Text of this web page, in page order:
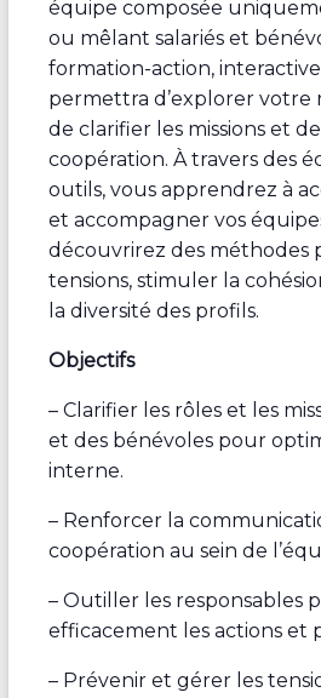
équipe composée
ou mêlant salariés et
formation-action,
permettra d’explorer votre
de clarifier les missions et
coopération. À travers des
outils, vous apprendrez à
et accompagner vos
découvrirez des méthodes
tensions, stimuler la
la diversité des profils.
Objectifs
– Clarifier les rôles et les
et des bénévoles pour
interne.
– Renforcer la
coopération au sein de
– Outiller les responsables
efficacement les actions et
– Prévenir et gérer les